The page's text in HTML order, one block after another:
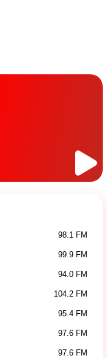
98.1 FM
99.9 FM
94.0 FM
104.2 FM
95.4 FM
97.6 FM
97.6 FM